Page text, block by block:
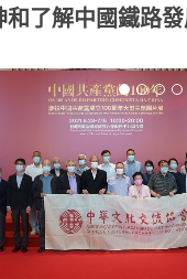
了解中國鐵路發